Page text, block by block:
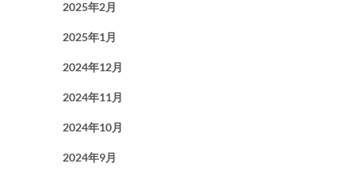
2025年2月
2025年1月
2024年12月
2024年11月
2024年10月
2024年9月